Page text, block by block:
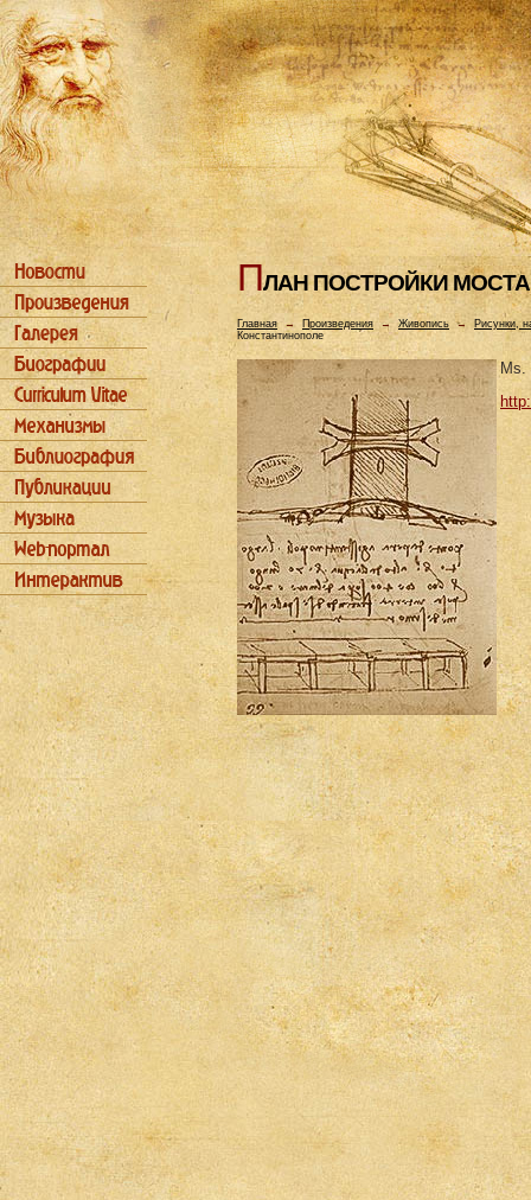
ПЛАH ПОСТРОЙКИ
Главная→ Произведения → Живопись → Рисунки,
Константинополе
Ms.